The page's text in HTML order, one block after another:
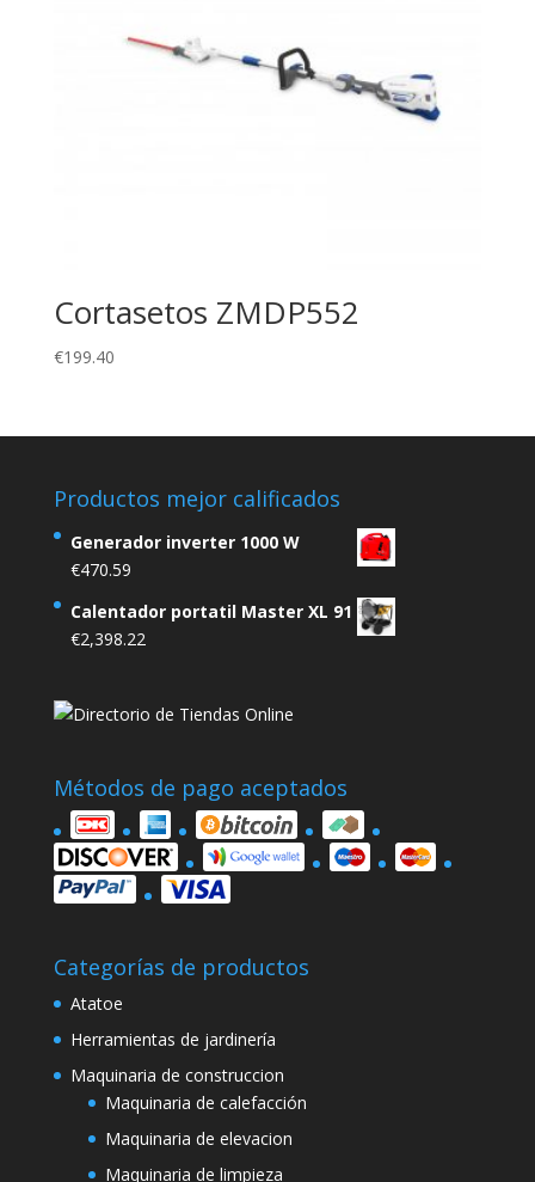
Cortasetos ZMDP552
€199.40
Productos mejor calificados
Generador inverter 1000 W
€470.59
Calentador portatil Master XL 91
€2,398.22
Métodos de pago aceptados
Categorías de productos
Atatoe
Herramientas de jardinería
Maquinaria de construccion
Maquinaria de calefacción
Maquinaria de elevacion
Maquinaria de limpieza